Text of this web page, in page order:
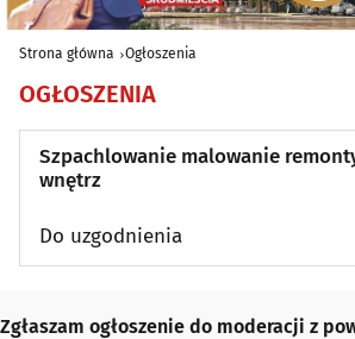
Strona główna Ogłoszenia
OGŁOSZENIA
Szpachlowanie malowanie
wnętrz
Do uzgodnienia
Zgłaszam ogłoszenie do moderacji z powodu:
Zgłaszam ogłoszenie do moderacji z